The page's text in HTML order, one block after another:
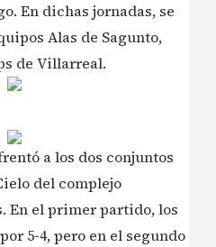
En dichas jornadas, se
Alas de Sagunto,
de Villarreal.
a los dos conjuntos
del complejo
En el primer partido, los
5-4, pero en el segundo